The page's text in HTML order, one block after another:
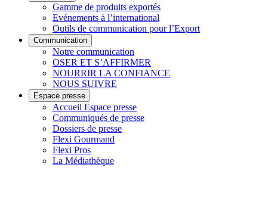
Gamme de produits exportés
Evénements à l’international
Outils de communication pour l’Export
Communication
Notre communication
OSER ET S’AFFIRMER
NOURRIR LA CONFIANCE
NOUS SUIVRE
Espace presse
Accueil Espace presse
Communiqués de presse
Dossiers de presse
Flexi Gourmand
Flexi Pros
La Médiathèque